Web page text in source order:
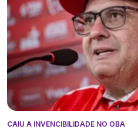
CAIU A INVENCIBILIDADE NO OBA